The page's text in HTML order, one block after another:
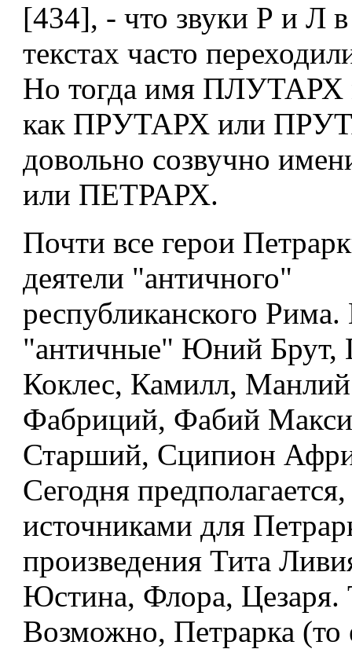
[434], - что звуки Р и Л
текстах часто
Но тогда имя ПЛУТАРХ
как ПРУТАРХ или
довольно созвучно
или ПЕТРАРХ.
Почти все герои
деятели "античного"
республиканского Рима.
"античные" Юний Брут,
Коклес, Камилл, Манлий
Фабриций, Фабий
Старший, Сципион
Сегодня
источниками для
произведения Тита
Юстина, Флора, Цезаря.
Возможно, Петрарка (то